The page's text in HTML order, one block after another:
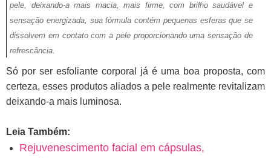
pele, deixando-a mais macia, mais firme, com brilho saudável e
sensação energizada, sua fórmula contém pequenas esferas que se
dissolvem em contato com a pele proporcionando uma sensação de
refrescância.
Só por ser esfoliante corporal já é uma boa proposta, com
certeza, esses produtos aliados a pele realmente revitalizam
deixando-a mais luminosa.
Leia Também:
Rejuvenescimento facial em cápsulas,